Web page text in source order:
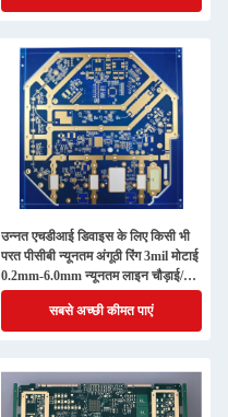
उन्नत एचडीआई डिवाइस के लिए किसी भी
परत पीसीबी न्यूनतम अंगूठी रिंग 3mil मोटाई
0.2mm-6.0mm न्यूनतम लाइन चौड़ाई/
अंतर 3mil/3mil
सबसे अच्छी कीमत पाएं